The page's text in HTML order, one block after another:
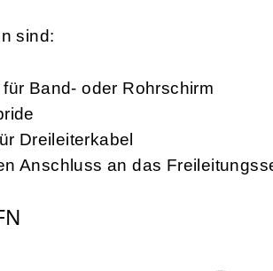
sind:
Band- oder Rohrschirm
Dreileiterkabel
Anschluss an das